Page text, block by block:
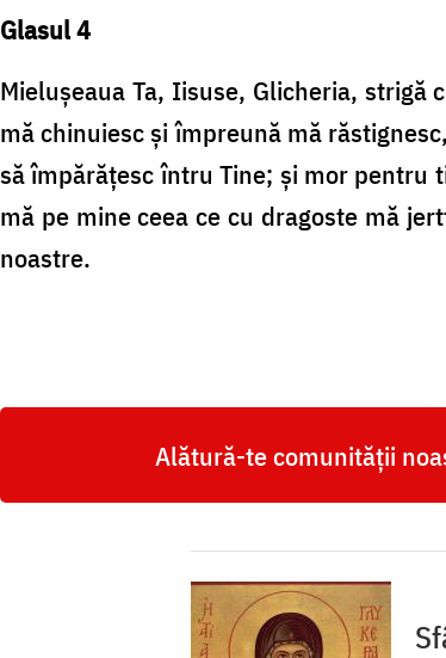
Glasul 4
Mieluşeaua Ta, Iisuse, Glicheria, strigă
mă chinuiesc și împreună mă
să împărățesc întru Tine; și mor pentru
mă pe mine ceea ce cu dragoste mă
noastre.
Alătură-te comunității